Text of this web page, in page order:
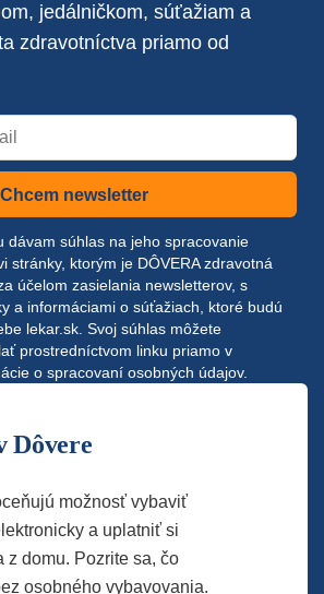
jedálničkom, súťažiam a
zdravotníctva priamo od
Chcem newsletter
dávam súhlas na jeho spracovanie
stránky, ktorým je DÔVERA zdravotná
účelom zasielania newsletterov, s
a informáciami o súťažiach, ktoré budú
lekar.sk. Svoj súhlas môžete
prostredníctvom linku priamo v
o spracovaní osobných údajov.
Dôvere
možnosť vybaviť
a uplatniť si
z domu. Pozrite sa, čo
osobného vybavovania.